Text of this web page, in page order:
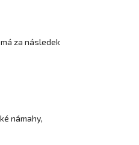
za následek
námahy,